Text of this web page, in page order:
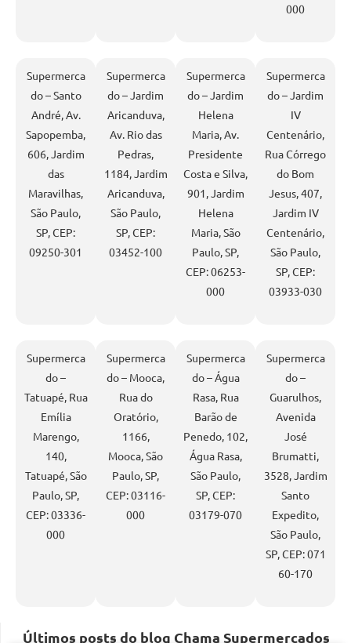
000
Supermerca
do – Santo
André, Av.
Sapopemba,
606, Jardim
das
Maravilhas,
São Paulo,
SP, CEP:
09250-301
Supermerca
do – Jardim
Aricanduva,
Av. Rio das
Pedras,
1184, Jardim
Aricanduva,
São Paulo,
SP, CEP:
03452-100
Supermerca
do – Jardim
Helena
Maria, Av.
Presidente
Costa e Silva,
901, Jardim
Helena
Maria, São
Paulo, SP,
CEP: 06253-
000
Supermerca
do – Jardim
IV
Centenário,
Rua Córrego
do Bom
Jesus, 407,
Jardim IV
Centenário,
São Paulo,
SP, CEP:
03933-030
Supermerca
do –
Tatuapé, Rua
Emília
Marengo,
140,
Tatuapé, São
Paulo, SP,
CEP: 03336-
000
Supermerca
do – Mooca,
Rua do
Oratório,
1166,
Mooca, São
Paulo, SP,
CEP: 03116-
000
Supermerca
do – Água
Rasa, Rua
Barão de
Penedo, 102,
Água Rasa,
São Paulo,
SP, CEP:
03179-070
Supermerca
do –
Guarulhos,
Avenida
José
Brumatti,
3528, Jardim
Santo
Expedito,
São Paulo,
SP, CEP: 071
60-170
Últimos posts do blog Chama Supermercados